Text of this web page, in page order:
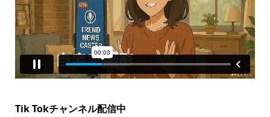
Tik Tokチャンネル配信中